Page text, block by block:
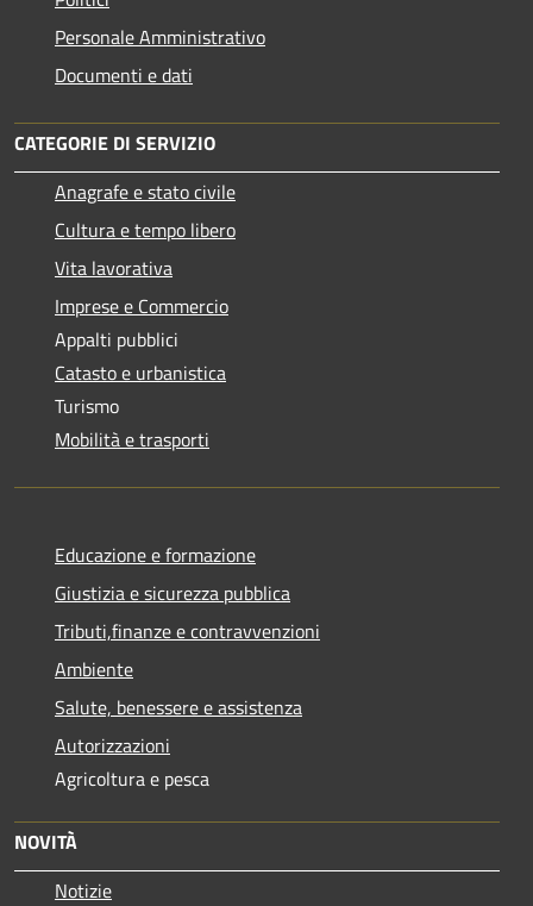
Personale Amministrativo
Documenti e dati
CATEGORIE DI SERVIZIO
Anagrafe e stato civile
Cultura e tempo libero
Vita lavorativa
Imprese e Commercio
Appalti pubblici
Catasto e urbanistica
Turismo
Mobilità e trasporti
Educazione e formazione
Giustizia e sicurezza pubblica
Tributi,finanze e contravvenzioni
Ambiente
Salute, benessere e assistenza
Autorizzazioni
Agricoltura e pesca
NOVITÀ
Notizie